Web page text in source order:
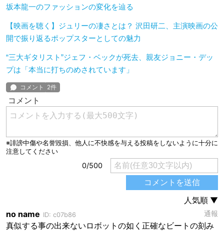
坂本龍一のファッションの変化を辿る
【映画を聴く】ジュリーの凄さとは？ 沢田研二、主演映画の公
開で振り返るポップスターとしての魅力
“三大ギタリスト”ジェフ・ベックが死去、親友ジョニー・デッ
プは「本当に打ちのめされています」